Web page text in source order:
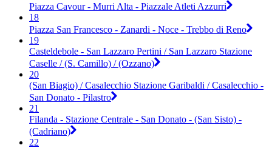
Piazza Cavour - Murri Alta - Piazzale Atleti Azzurri
18
Piazza San Francesco - Zanardi - Noce - Trebbo di Reno
19
Casteldebole - San Lazzaro Pertini / San Lazzaro Stazione
Caselle / (S. Camillo) / (Ozzano)
20
(San Biagio) / Casalecchio Stazione Garibaldi / Casalecchio -
San Donato - Pilastro
21
Filanda - Stazione Centrale - San Donato - (San Sisto) -
(Cadriano)
22